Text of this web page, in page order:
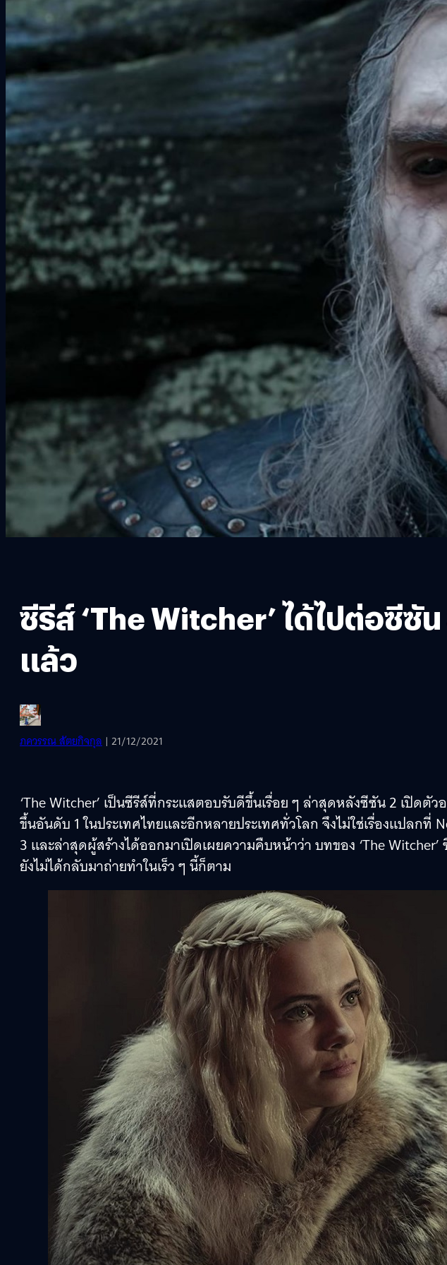
ซีรีส์ ‘The Witcher’ ได้ไปต่อซีซั
แล้ว
ภควรรณ สัตยกิจกุล | 21/12/2021
‘The Witcher’ เป็นซีรีส์ที่กระแสตอบรับดีขึ้นเรื่อย ๆ ล่าสุดหลังซีซัน 2 เปิดตั
ขึ้นอันดับ 1 ในประเทศไทยและอีกหลายประเทศทั่วโลก จึงไม่ใช่เรื่องแปลกที่
3 และล่าสุดผู้สร้างได้ออกมาเปิดเผยความคืบหน้าว่า บทของ ‘The Witcher’
ยังไม่ได้กลับมาถ่ายทำในเร็ว ๆ นี้ก็ตาม